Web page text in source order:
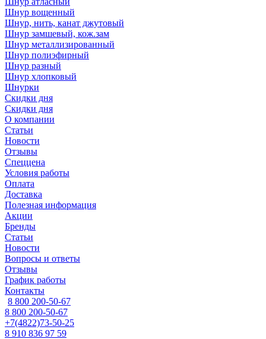
Шнур вощенный
Шнур, нить, канат джутовый
Шнур замшевый, кож.зам
Шнур металлизированный
Шнур полиэфирный
Шнур разный
Шнур хлопковый
Шнурки
Скидки дня
Скидки дня
О компании
Статьи
Новости
Отзывы
Спеццена
Условия работы
Оплата
Доставка
Полезная информация
Акции
Бренды
Статьи
Новости
Вопросы и ответы
Отзывы
График работы
Контакты
8 800 200-50-67
8 800 200-50-67
+7(4822)73-50-25
8 910 836 97 59